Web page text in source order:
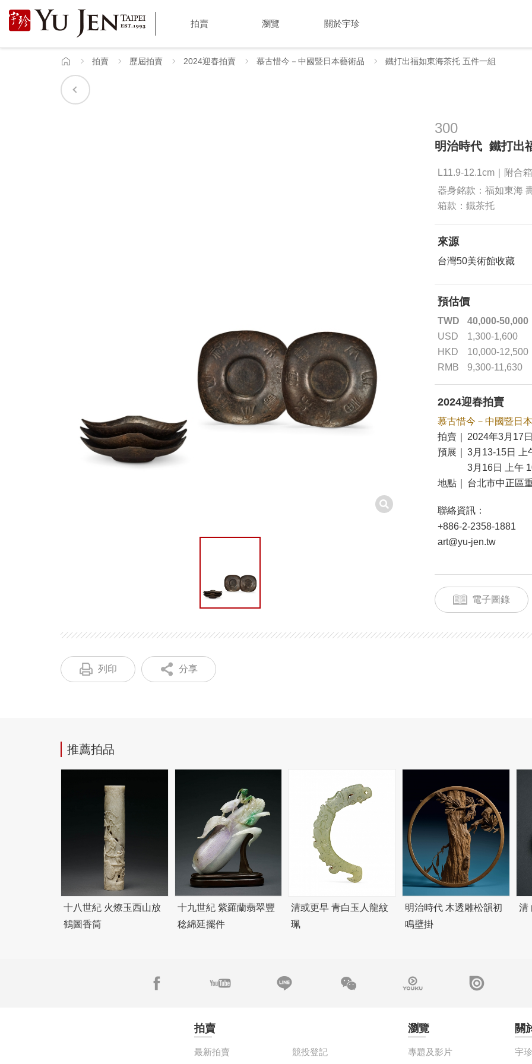
宇
珍
拍賣 瀏覽 關於宇珍
首
頁
拍賣 歷屆拍賣 2024迎春拍賣 慕古惜今－中國暨日本藝術品 鐵打出福如東海茶托 五件一組
300
明治時代 鐵打出
L11.9-12.1cm｜附合箱
器身銘款：福如東海
箱款：鐵茶托
來源
台灣50美術館收藏
預估價
TWD
40,000-50,000
USD
1,300-1,600
HKD
10,000-12,500
RMB
9,300-11,630
2024迎春拍賣
慕古惜今－中國暨日
拍賣｜
2024年3月17
預展｜
3月13-15日 上
3月16日 上午
地點｜
台北市中正區
聯絡資訊：
+886-2-2358-1881
art@yu-jen.tw
電子圖錄
列印 分享
推薦拍品
十八世紀 火燎玉西山放
鶴圖香筒
十九世紀 紫羅蘭翡翠豐
稔綿延擺件
清或更早 青白玉人龍紋
珮
明治時代 木透雕松韻初
鳴壁掛
清
拍賣
最新拍賣 競投登記
瀏覽
專題及影片
關
宇